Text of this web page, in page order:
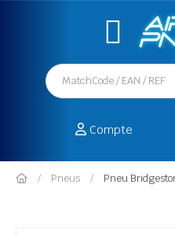
Compte
Pneus Pneu